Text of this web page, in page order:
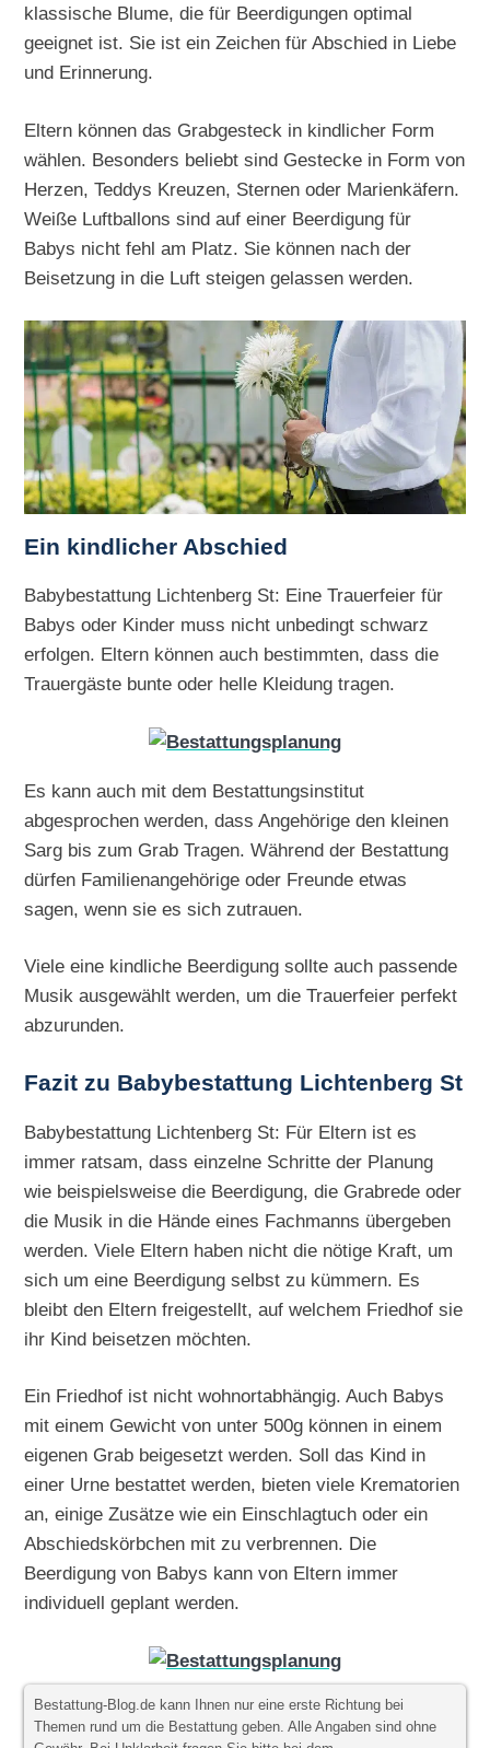
klassische Blume, die für Beerdigungen optimal
geeignet ist. Sie ist ein Zeichen für Abschied in Liebe
und Erinnerung.
Eltern können das Grabgesteck in kindlicher Form
wählen. Besonders beliebt sind Gestecke in Form von
Herzen, Teddys Kreuzen, Sternen oder Marienkäfern.
Weiße Luftballons sind auf einer Beerdigung für
Babys nicht fehl am Platz. Sie können nach der
Beisetzung in die Luft steigen gelassen werden.
Ein kindlicher Abschied
Babybestattung Lichtenberg St: Eine Trauerfeier für
Babys oder Kinder muss nicht unbedingt schwarz
erfolgen. Eltern können auch bestimmten, dass die
Trauergäste bunte oder helle Kleidung tragen.
Es kann auch mit dem Bestattungsinstitut
abgesprochen werden, dass Angehörige den kleinen
Sarg bis zum Grab Tragen. Während der Bestattung
dürfen Familienangehörige oder Freunde etwas
sagen, wenn sie es sich zutrauen.
Viele eine kindliche Beerdigung sollte auch passende
Musik ausgewählt werden, um die Trauerfeier perfekt
abzurunden.
Fazit zu Babybestattung Lichtenberg St
Babybestattung Lichtenberg St: Für Eltern ist es
immer ratsam, dass einzelne Schritte der Planung
wie beispielsweise die Beerdigung, die Grabrede oder
die Musik in die Hände eines Fachmanns übergeben
werden. Viele Eltern haben nicht die nötige Kraft, um
sich um eine Beerdigung selbst zu kümmern. Es
bleibt den Eltern freigestellt, auf welchem Friedhof sie
ihr Kind beisetzen möchten.
Ein Friedhof ist nicht wohnortabhängig. Auch Babys
mit einem Gewicht von unter 500g können in einem
eigenen Grab beigesetzt werden. Soll das Kind in
einer Urne bestattet werden, bieten viele Krematorien
an, einige Zusätze wie ein Einschlagtuch oder ein
Abschiedskörbchen mit zu verbrennen. Die
Beerdigung von Babys kann von Eltern immer
individuell geplant werden.
Bestattung-Blog.de kann Ihnen nur eine erste Richtung bei
Themen rund um die Bestattung geben. Alle Angaben sind ohne